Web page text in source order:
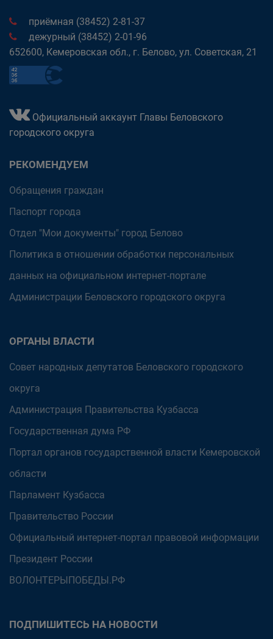
приёмная (38452) 2-81-37
дежурный (38452) 2-01-96
652600, Кемеровская обл., г. Белово, ул. Советская, 21
Официальный аккаунт Главы Беловского
городского округа
РЕКОМЕНДУЕМ
Обращения граждан
Паспорт города
Отдел "Мои документы" город Белово
Политика в отношении обработки персональных
данных на официальном интернет-портале
Администрации Беловского городского округа
ОРГАНЫ ВЛАСТИ
Совет народных депутатов Беловского городского
округа
Администрация Правительства Кузбасса
Государственная дума РФ
Портал органов государственной власти Кемеровской
области
Парламент Кузбасса
Правительство России
Официальный интернет-портал правовой информации
Президент России
ВОЛОНТЕРЫПОБЕДЫ.РФ
ПОДПИШИТЕСЬ НА НОВОСТИ